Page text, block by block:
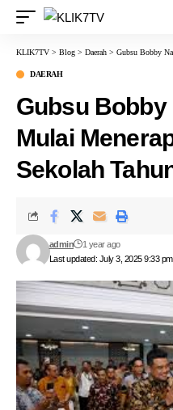
KLIK7TV > Blog > Daerah > Gubsu Bobby
DAERAH
Gubsu
Mulai
Sekolah
Last updated: July 3, 2025 9:33 pm
admin 1 year ago